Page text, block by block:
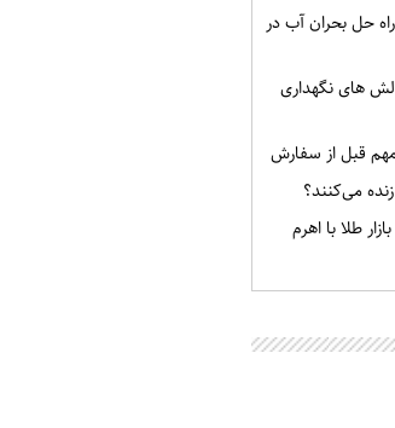
حل بحران آب در
های نگهداری
می‌کنند؟
۱۴۰۵؛ صعود بازار طلا با اهرم